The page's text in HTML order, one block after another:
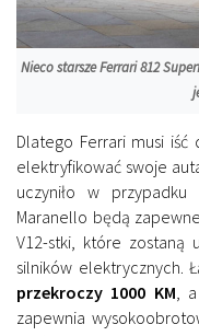
Nieco starsze Ferrari 812
Dlatego Ferrari musi
elektryfikować swoje
uczyniło w przypadku
Maranello będą
V12-stki, które zostaną
silników elektrycznych.
przekroczy 1000 KM,
zapewnia